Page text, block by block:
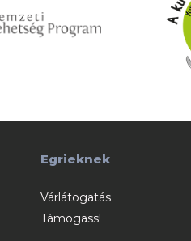
Egrieknek
Várlátogatás
Támogass!